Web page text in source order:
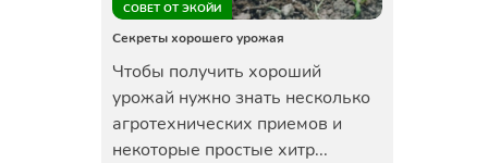
СОВЕТ ОТ ЭКОЙИ
Секреты хорошего урожая
Чтобы получить хороший
урожай нужно знать несколько
агротехнических приемов и
некоторые простые хитр...